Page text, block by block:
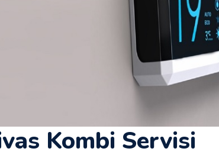
Kombi Servisi